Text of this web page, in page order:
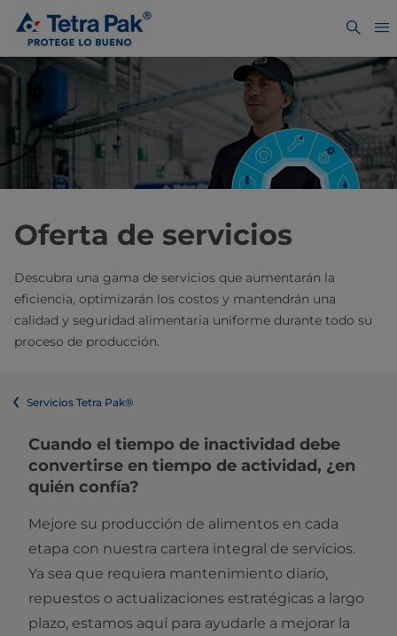
Oferta de servicios
Descubra una gama de servicios que aumentarán la
eficiencia, optimizarán los costos y mantendrán una
calidad y seguridad alimentaria uniforme durante todo su
proceso de producción.
Servicios Tetra Pak®
Cuando el tiempo de inactividad debe
convertirse en tiempo de actividad, ¿en
quién confía?
Mejore su producción de alimentos en cada
etapa con nuestra cartera integral de servicios.
Ya sea que requiera mantenimiento diario,
repuestos o actualizaciones estratégicas a largo
plazo, estamos aquí para ayudarle a mejorar la